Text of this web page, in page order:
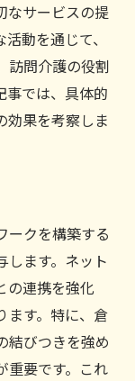
なサービスの提
動を通じて、
訪問介護の役割
事では、具体的
効果を考察しま
ークを構築する
します。ネット
の連携を強化
ます。特に、倉
結びつきを強め
重要です。これ